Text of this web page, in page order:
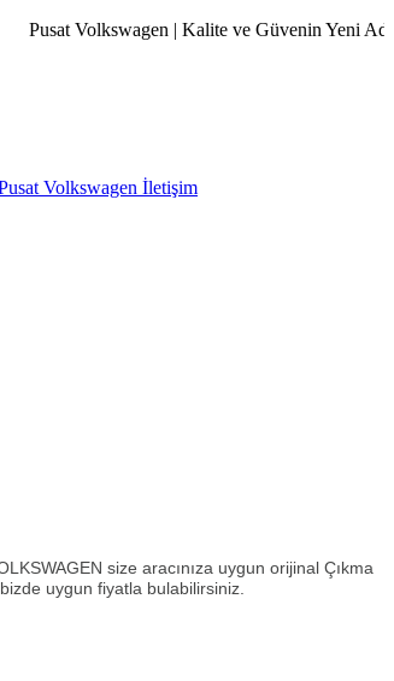
Pusat Volkswagen | Kalite ve Güvenin Yeni
Volkswagen İletişim
size aracınıza uygun orijinal Çıkma
uygun fiyatla bulabilirsiniz.